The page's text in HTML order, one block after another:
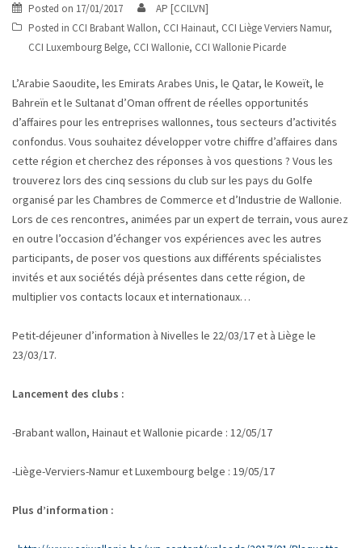
Posted on 17/01/2017
AP [CCILVN]
Posted in CCI Brabant Wallon, CCI Hainaut, CCI Liège Verviers Namur,
CCI Luxembourg Belge, CCI Wallonie, CCI Wallonie Picarde
L’Arabie Saoudite, les Emirats Arabes Unis, le Qatar, le Koweït, le
Bahreïn et le Sultanat d’Oman offrent de réelles opportunités
d’affaires pour les entreprises wallonnes, tous secteurs d’activités
confondus. Vous souhaitez développer votre chiffre d’affaires dans
cette région et cherchez des réponses à vos questions ? Vous les
trouverez lors des cinq sessions du club sur les pays du Golfe
organisé par les Chambres de Commerce et d’Industrie de Wallonie.
Lors de ces rencontres, animées par un expert de terrain, vous aurez
en outre l’occasion d’échanger vos expériences avec les autres
participants, de poser vos questions aux différents spécialistes
invités et aux sociétés déjà présentes dans cette région, de
multiplier vos contacts locaux et internationaux…
Petit-déjeuner d’information à Nivelles le 22/03/17 et à Liège le
23/03/17.
Lancement des clubs :
-Brabant wallon, Hainaut et Wallonie picarde : 12/05/17
-Liège-Verviers-Namur et Luxembourg belge : 19/05/17
Plus d’information :